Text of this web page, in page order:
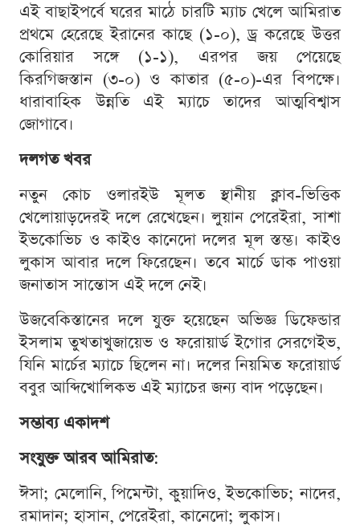
এই বাছাইপর্বে ঘরের মাঠে চারটি ম্যাচ খেলে আমিরাত
প্রথমে হেরেছে ইরানের কাছে (১-০), ড্র করেছে উত্তর
কোরিয়ার সঙ্গে (১-১), এরপর জয় পেয়েছে
কিরগিজস্তান (৩-০) ও কাতার (৫-০)-এর বিপক্ষে।
ধারাবাহিক উন্নতি এই ম্যাচে তাদের আত্মবিশ্বাস
জোগাবে।
দলগত খবর
নতুন কোচ ওলারইউ মূলত স্থানীয় ক্লাব-ভিত্তিক
খেলোয়াড়দেরই দলে রেখেছেন। লুয়ান পেরেইরা, সাশা
ইভকোভিচ ও কাইও কানেদো দলের মূল স্তম্ভ। কাইও
লুকাস আবার দলে ফিরেছেন। তবে মার্চে ডাক পাওয়া
জনাতাস সান্তোস এই দলে নেই।
উজবেকিস্তানের দলে যুক্ত হয়েছেন অভিজ্ঞ ডিফেন্ডার
ইসলাম তুখতাখুজায়েভ ও ফরোয়ার্ড ইগোর সেরগেইভ,
যিনি মার্চের ম্যাচে ছিলেন না। দলের নিয়মিত ফরোয়ার্ড
ববুর আব্দিখোলিকভ এই ম্যাচের জন্য বাদ পড়েছেন।
সম্ভাব্য একাদশ
সংযুক্ত আরব আমিরাত:
ঈসা; মেলোনি, পিমেন্টা, কুয়াদিও, ইভকোভিচ; নাদের,
রমাদান; হাসান, পেরেইরা, কানেদো; লুকাস।